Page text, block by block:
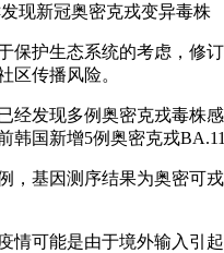
现新冠奥密克戎变异毒株
保护生态系统的考虑，修
区传播风险。
经发现多例奥密克戎毒株
韩国新增5例奥密克戎
，基因测序结果为奥密可
情可能是由于境外输入引